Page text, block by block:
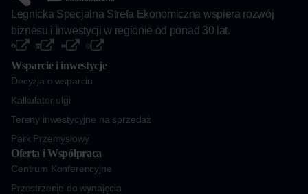
Legnicka Specjalna Strefa Ekonomiczna wspiera rozwój
biznesu i inwestycji w regionie od ponad 30 lat.
Wsparcie i inwestycje
Decyzja o wsparciu
Kalkulator ulgi
Tereny inwestycyjne na sprzedaż
Park Przemysłowy
Oferta i Współpraca
Centrum Konferencyjne
Przestrzenie do wynajęcia